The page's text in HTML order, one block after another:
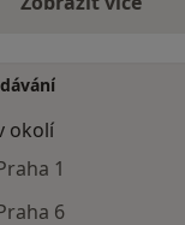
výše
okolí
1
6